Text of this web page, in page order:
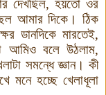
দেখছিল, হয়তো ওর
আমার দিকে । ঠিক
ডানদিকে মারতেই,
বলে উঠলাম,
সমন্ধে জ্ঞান। কী
মনে হচ্ছে খেলাধূলা